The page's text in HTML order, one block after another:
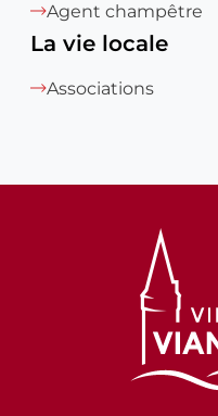
Agent champêtre
La vie locale
Associations